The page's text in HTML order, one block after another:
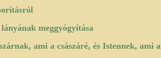
meggyógyítása
ami a császáré, és Istennek, ami